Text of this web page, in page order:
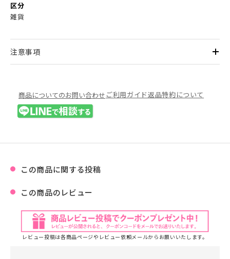
区分
雑貨
注意事項
商品についてのお問い合わせ ご利用ガイド返品特約について
この商品に関する投稿
この商品のレビュー
レビュー投稿は各商品ページやレビュー依頼メールからお願いいたします。